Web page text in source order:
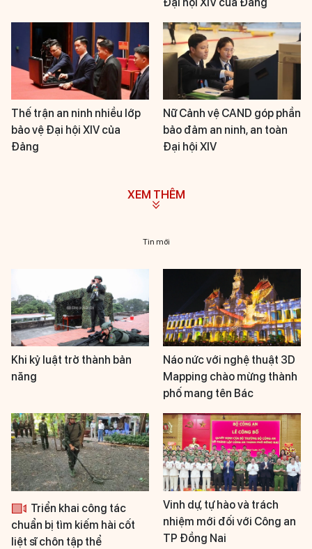
Thế trận an ninh nhiều lớp
bảo vệ Đại hội XIV của
Đảng
Nữ Cảnh vệ CAND góp phần
bảo đảm an ninh, an toàn
Đại hội XIV
XEM THÊM
Tin mới
Khi kỷ luật trở thành bản
năng
Náo nức với nghệ thuật 3D
Mapping chào mừng thành
phố mang tên Bác
Triển khai công tác
chuẩn bị tìm kiếm hài cốt
liệt sĩ chôn tập thể
Vinh dự, tự hào và trách
nhiệm mới đối với Công an
TP Đồng Nai